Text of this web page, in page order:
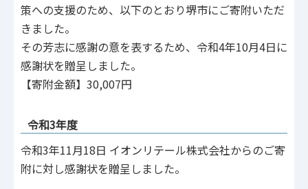
策への支援のため、以下のとおり堺市にご寄附いただ
きました。
その芳志に感謝の意を表するため、令和4年10月4日に
感謝状を贈呈しました。
【寄附金額】30,007円
令和3年度
令和3年11月18日 イオンリテール株式会社からのご寄
附に対し感謝状を贈呈しました。